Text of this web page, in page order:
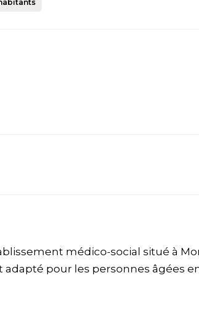
médico-social situé à
adapté pour les personnes âgées